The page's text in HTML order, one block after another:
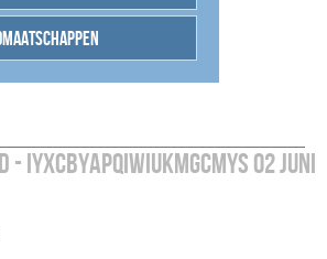
- iyxcbYapQiwIuKmGCmYs 02 juni